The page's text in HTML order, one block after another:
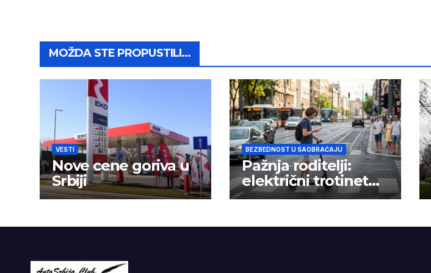
MOŽDA STE PROPUSTILI...
VESTI
Nove cene goriva u
Srbiji
BEZBEDNOST U SAOBRAĆAJU
Pažnja roditelji:
električni trotinet
nije igračka